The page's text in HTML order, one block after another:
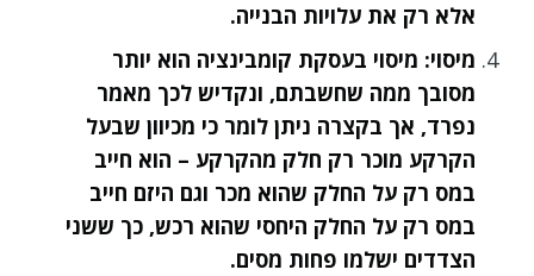
אלא רק את עלויות הבנייה.
מיסוי: מיסוי בעסקת קומבינציה הוא יותר
מסובך ממה שחשבתם, ונקדיש לכך מאמר
נפרד, אך בקצרה ניתן לומר כי מכיוון שבעל
הקרקע מוכר רק חלק מהקרקע – הוא חייב
במס רק על החלק שהוא מכר וגם היזם חייב
במס רק על החלק היחסי שהוא רכש, כך ששני
הצדדים ישלמו פחות מסים.